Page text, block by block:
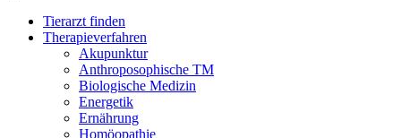
Tierarzt finden
Therapieverfahren
Akupunktur
Anthroposophische TM
Biologische Medizin
Energetik
Ernährung
Homöopathie